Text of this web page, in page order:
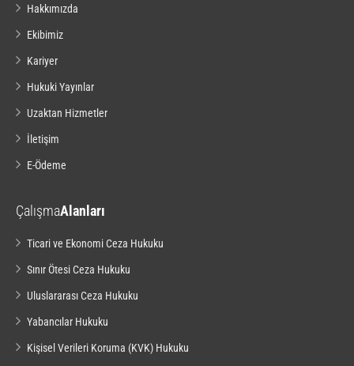
Hakkımızda
Ekibimiz
Kariyer
Hukuki Yayınlar
Uzaktan Hizmetler
İletişim
E-Ödeme
ÇalışmaAlanları
Ticari ve Ekonomi Ceza Hukuku
Sınır Ötesi Ceza Hukuku
Uluslararası Ceza Hukuku
Yabancılar Hukuku
Kişisel Verileri Koruma (KVK) Hukuku